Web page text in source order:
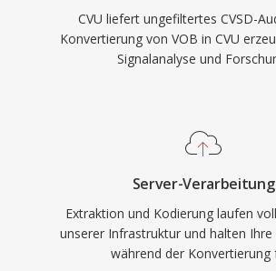
CVU liefert ungefiltertes CVSD-
Konvertierung von VOB in CVU
Signalanalyse und
Server-Verarbeitung
Extraktion und Kodierung laufen
unserer Infrastruktur und halten
während der Konvertierung